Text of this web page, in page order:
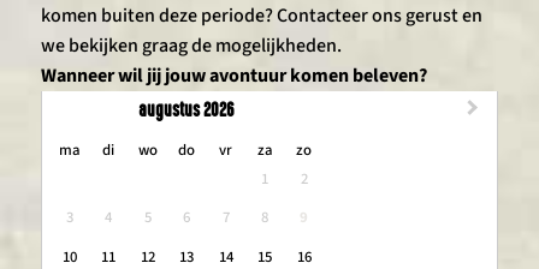
komen buiten deze periode? Contacteer ons gerust en
we bekijken graag de mogelijkheden.
Wanneer wil jij jouw avontuur komen beleven?
augustus 2026
maandag
ma dinsdag
di woensdag
wo donderdag
do vrijdag
vr zaterdag
za zondag
zo
1
2
3
4 5 6 7 8
9
10
11 12 13 14 15
16